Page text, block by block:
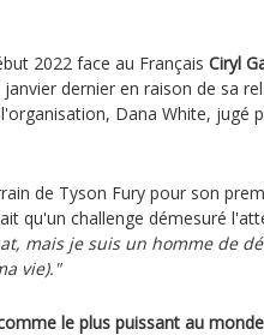
2022 face au Français Ciryl
dernier en raison de sa
Dana White, jugé
de Tyson Fury pour son
qu'un challenge démesuré
mais je suis un homme de
vie)."
le plus puissant au